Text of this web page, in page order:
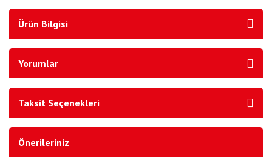
Ürün Bilgisi
Yorumlar
Taksit Seçenekleri
Önerileriniz